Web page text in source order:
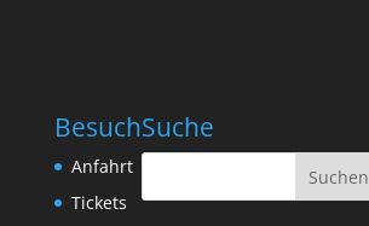
Besuch
Anfahrt
Tickets
Suche